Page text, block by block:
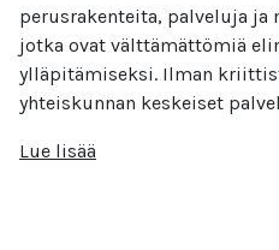
perusrakenteita, palveluja
jotka ovat välttämättömiä
ylläpitämiseksi. Ilman
yhteiskunnan keskeiset
Lue lisää